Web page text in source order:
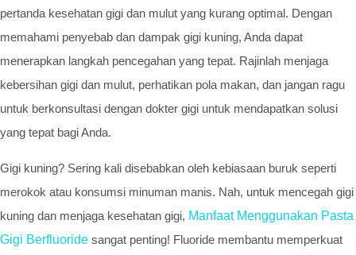
pertanda kesehatan gigi dan mulut yang kurang optimal. Dengan
memahami penyebab dan dampak gigi kuning, Anda dapat
menerapkan langkah pencegahan yang tepat. Rajinlah menjaga
kebersihan gigi dan mulut, perhatikan pola makan, dan jangan ragu
untuk berkonsultasi dengan dokter gigi untuk mendapatkan solusi
yang tepat bagi Anda.
Gigi kuning? Sering kali disebabkan oleh kebiasaan buruk seperti
merokok atau konsumsi minuman manis. Nah, untuk mencegah gigi
kuning dan menjaga kesehatan gigi, Manfaat Menggunakan Pasta
Gigi Berfluoride sangat penting! Fluoride membantu memperkuat